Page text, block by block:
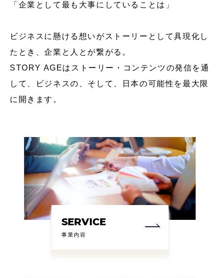
「企業として最も大事にしていることは」
ビジネスに懸ける想いがストーリーとして具現化し
たとき、企業と人とが繋がる。
STORY AGEはストーリー・コンテンツの発信を通
して、ビジネスの、そして、日本の可能性を最大限
に開きます。
SERVICE
事業内容